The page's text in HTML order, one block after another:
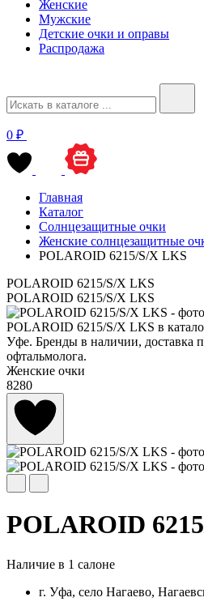
Женские
Мужские
Детские очки и оправы
Распродажа
0 ₽
Главная
Каталог
Солнцезащитные очки
Женские солнцезащитные
POLAROID 6215/S/X LKS
POLAROID 6215/S/X LKS
POLAROID 6215/S/X LKS
POLAROID 6215/S/X LKS в
Уфе. Бренды в наличии, доставка
офтальмолога.
Женские очки
8280
POLAROID
Наличие в 1 салоне
г. Уфа, село Нагаево,